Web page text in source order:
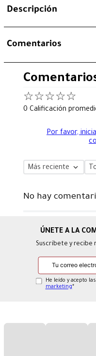
Descripción
Comentarios
☆☆☆☆☆
0 Calificación
Por favor,
Más reciente
No hay
Suscríbete y recibe
He leído y acepto las
marketing*